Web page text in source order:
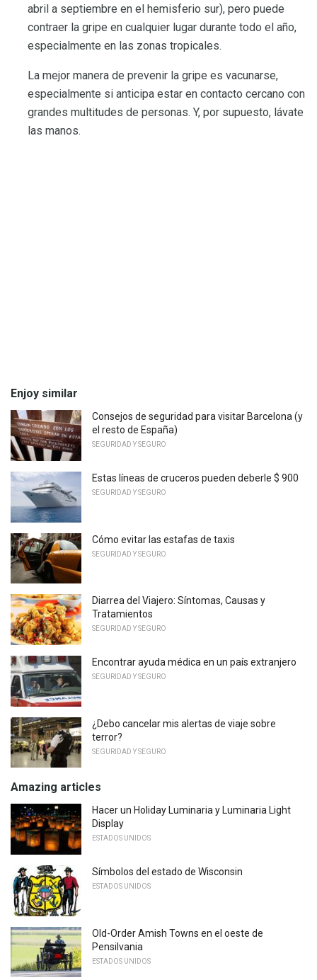
abril a septiembre en el hemisferio sur), pero puede
contraer la gripe en cualquier lugar durante todo el año,
especialmente en las zonas tropicales.
La mejor manera de prevenir la gripe es vacunarse,
especialmente si anticipa estar en contacto cercano con
grandes multitudes de personas. Y, por supuesto, lávate
las manos.
Enjoy similar
Consejos de seguridad para visitar Barcelona (y
el resto de España)
SEGURIDAD Y SEGURO
Estas líneas de cruceros pueden deberle $ 900
SEGURIDAD Y SEGURO
Cómo evitar las estafas de taxis
SEGURIDAD Y SEGURO
Diarrea del Viajero: Síntomas, Causas y
Tratamientos
SEGURIDAD Y SEGURO
Encontrar ayuda médica en un país extranjero
SEGURIDAD Y SEGURO
¿Debo cancelar mis alertas de viaje sobre
terror?
SEGURIDAD Y SEGURO
Amazing articles
Hacer un Holiday Luminaria y Luminaria Light
Display
ESTADOS UNIDOS
Símbolos del estado de Wisconsin
ESTADOS UNIDOS
Old-Order Amish Towns en el oeste de
Pensilvania
ESTADOS UNIDOS